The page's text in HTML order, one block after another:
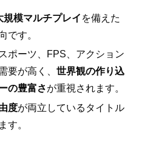
規模マルチプレイ を備えた
です。
ポーツ、FPS、アクション
要が高く、世界観の作り込
の豊富さが重視されます。
度が両立しているタイトル
す。